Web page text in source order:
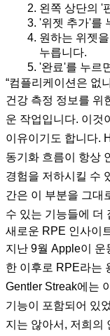
왼쪽 상단의 '
'위젯 추가'를
원하는 위젯
누릅니다.
'완료'를 누르
“컴플리케이션은 없
건강 측정 정보를 위
운 작업입니다. 이것
이유이기도 합니다.
동기화 흐름이 항상
경험을 저하시킬 수
간은 이 부분을 그대
수 있는 기능들에 더
새로운 RPE 인사이
지난 9월 Apple이 운
한 이후로 RPE라는
Gentler Streak에는
기능이 포함되어 있
지는 않아서, 저희의